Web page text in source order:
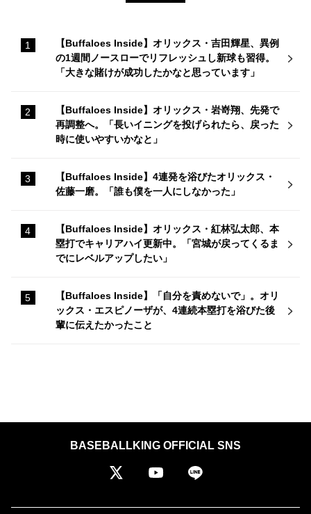
【Buffaloes Inside】オリックス・吉田輝星、異例
の1週間ノースローでリフレッシュし新球も習得。
「大きな賭けが成功したかなと思っています」
【Buffaloes Inside】オリックス・岩嵜翔、先発で
再調整へ。「長いイニングを投げられたら、戻った
時に使いやすいかなと」
【Buffaloes Inside】4連発を浴びたオリックス・
佐藤一磨。「誰も僕を一人にしなかった」
【Buffaloes Inside】オリックス・紅林弘太郎、本
塁打でキャリアハイ更新中。「宮城が戻ってくるま
でにレベルアップしたい」
【Buffaloes Inside】「自分を責めないで」。オリ
ックス・エスピノーザが、4連続本塁打を浴びた後
輩に伝えたかったこと
BASEBALLKING OFFICIAL SNS